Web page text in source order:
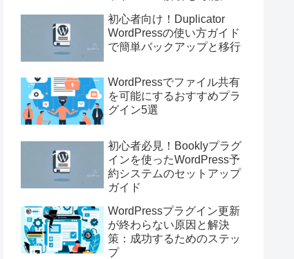
初心者向け！Duplicator
WordPressの使い方ガイド
で簡単バックアップと移行
WordPressでファイル共有
を可能にするおすすめプラ
グイン5選
初心者必見！Booklyプラグ
インを使ったWordPress予
約システムのセットアップ
ガイド
WordPressプラグイン更新
が終わらない原因と解決
策：成功するためのステッ
プ